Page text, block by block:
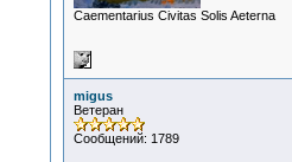
Сaementarius Civitas Solis Aeterna
migus
Ветеран
Сообщений: 1789